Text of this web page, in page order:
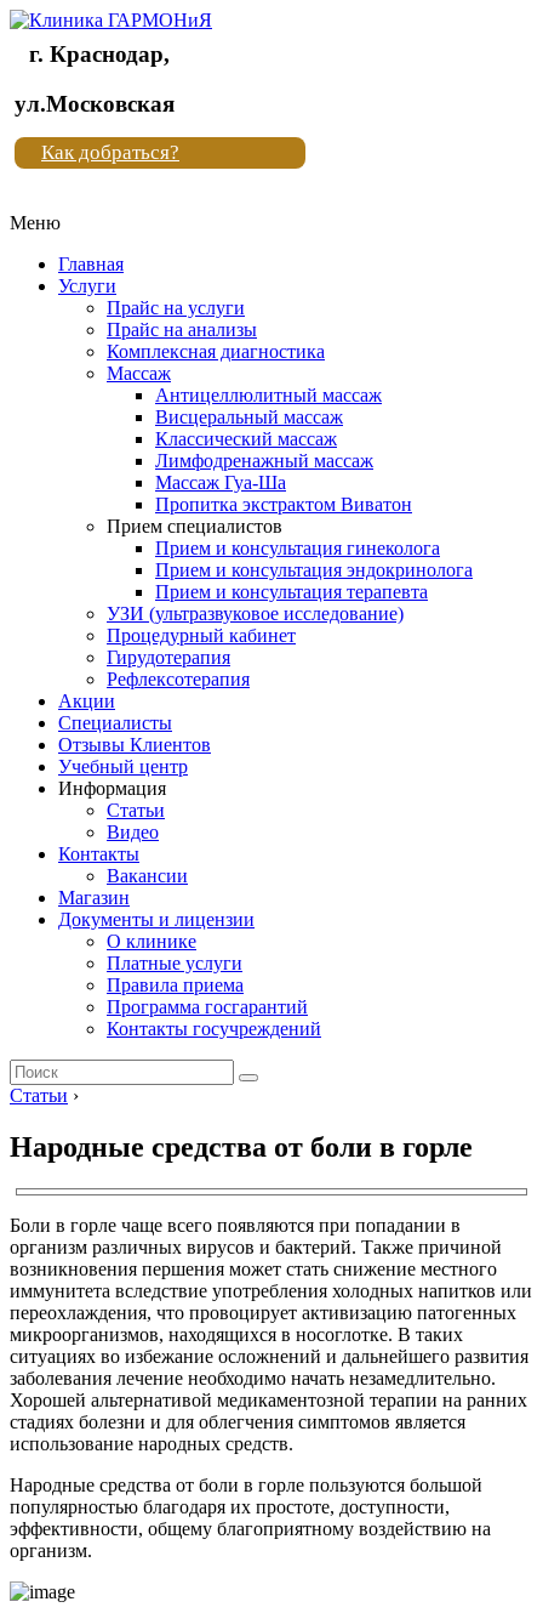
Клиника
"Новая
жизнь"
Клиника
жизнь"
г. Краснодар,
ул.Московская
Как добраться?
Меню
Главная
Услуги
Прайс на услуги
Прайс на анализы
Комплексная диагностика
Массаж
Антицеллюлитный массаж
Висцеральный массаж
Классический массаж
Лимфодренажный массаж
Массаж Гуа-Ша
Пропитка экстрактом Виватон
Прием специалистов
Прием и консультация гинеколога
Прием и консультация эндокринолога
Прием и консультация терапевта
УЗИ (ультразвуковое исследование)
Процедурный кабинет
Гирудотерапия
Рефлексотерапия
Акции
Специалисты
Отзывы Клиентов
Учебный центр
Информация
Статьи
Видео
Контакты
Вакансии
Магазин
Документы и лицензии
О клинике
Платные услуги
Правила приема
Программа госгарантий
Контакты госучреждений
Статьи ›
Народные средства от боли в горле
Боли в горле чаще всего появляются при попадании в
организм различных вирусов и бактерий. Также причиной
возникновения першения может стать снижение местного
иммунитета вследствие употребления холодных напитков или
переохлаждения, что провоцирует активизацию патогенных
микроорганизмов, находящихся в носоглотке. В таких
ситуациях во избежание осложнений и дальнейшего развития
заболевания лечение необходимо начать незамедлительно.
Хорошей альтернативой медикаментозной терапии на ранних
стадиях болезни и для облегчения симптомов является
использование народных средств.
Народные средства от боли в горле пользуются большой
популярностью благодаря их простоте, доступности,
эффективности, общему благоприятному воздействию на
организм.